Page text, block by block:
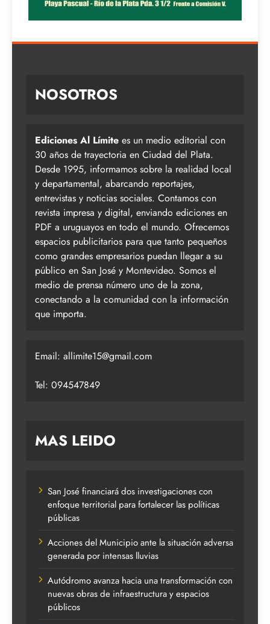
NOSOTROS
Ediciones Al Límite es un medio editorial con
30 años de trayectoria en Ciudad del Plata.
Desde 1995, informamos sobre la realidad local
y departamental, abarcando reportajes,
entrevistas y noticias sociales. Contamos con
revista impresa y digital, enviando ediciones en
PDF a uruguayos en todo el mundo. Ofrecemos
espacios publicitarios para que tanto pequeños
como grandes empresarios puedan llegar a su
público en San José y Montevideo. Somos el
medio de prensa número uno de la zona,
conectando a la comunidad con la información
que importa.
Email: allimite15@gmail.com
Tel: 094547849
MAS LEIDO
San José financiará dos investigaciones con
enfoque territorial para fortalecer las políticas
públicas
Acciones del Municipio ante la situación adversa
generada por intensas lluvias
Autódromo avanza hacia una transformación con
nuevas obras de infraestructura y espacios
públicos